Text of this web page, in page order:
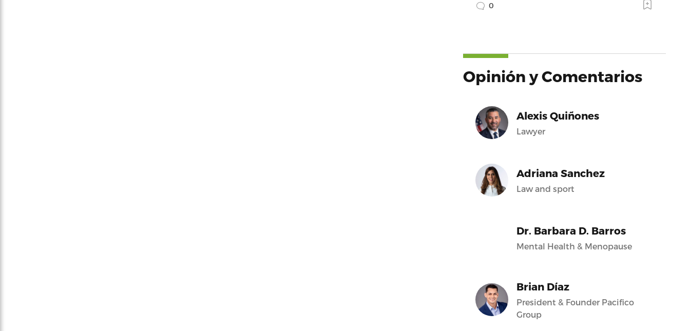
0
Opinión y Comentarios
Alexis Quiñones
Lawyer
Adriana Sanchez
Law and sport
Dr. Barbara D. Barros
Mental Health & Menopause
Brian Díaz
President & Founder Pacifico
Group